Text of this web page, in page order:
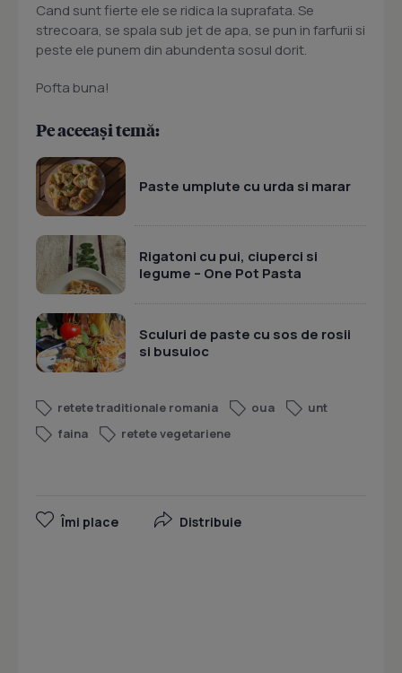
Cand sunt fierte ele se ridica la suprafata. Se
strecoara, se spala sub jet de apa, se pun in farfurii si
peste ele punem din abundenta sosul dorit.
Pofta buna!
Pe aceeași temă:
Paste umplute cu urda si marar
Rigatoni cu pui, ciuperci si
legume – One Pot Pasta
Sculuri de paste cu sos de rosii
si busuioc
retete traditionale romania oua
unt
faina
retete vegetariene
Îmi place Distribuie